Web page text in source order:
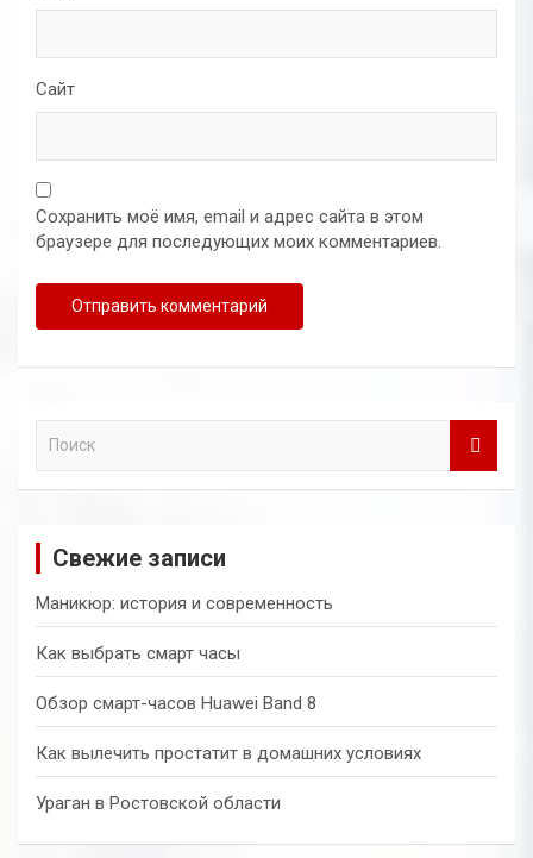
Сайт
Сохранить моё имя, email и адрес сайта в этом
браузере для последующих моих комментариев.
Свежие записи
Маникюр: история и современность
Как выбрать смарт часы
Обзор смарт-часов Huawei Band 8
Как вылечить простатит в домашних условиях
Ураган в Ростовской области